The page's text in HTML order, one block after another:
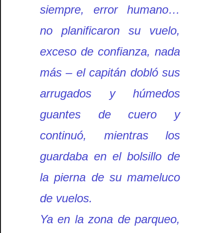
siempre, error humano…
no planificaron su vuelo,
exceso de confianza, nada
más – el capitán dobló sus
arrugados y húmedos
guantes de cuero y
continuó, mientras los
guardaba en el bolsillo de
la pierna de su mameluco
de vuelos.
Ya en la zona de parqueo,